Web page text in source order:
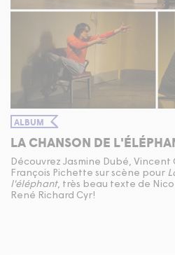
ALBUM
LA CHANSON DE
Découvrez Jasmine Dubé,
François Pichette sur scène pour
l'éléphant, très beau texte de
René Richard Cyr!